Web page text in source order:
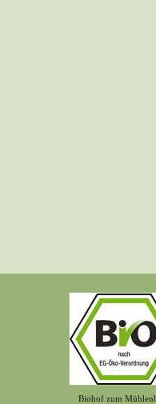
Biohof zum